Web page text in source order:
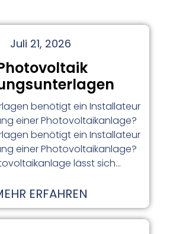
Juli 21, 2026
benötigt ein Installateur
einer Photovoltaikanlage?
benötigt ein Installateur
einer Photovoltaikanlage?
lässt sich…
ERFAHREN